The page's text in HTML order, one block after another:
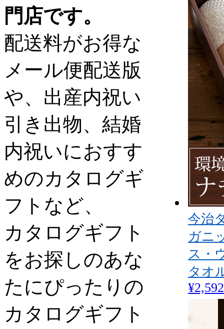
今治
ガニ
ス・
タオ
¥2,592
門店です。
配送料がお得な
メール便配送版
や、出産内祝い
引き出物、結婚
内祝いにおすす
めのカタログギ
フトなど、
カタログギフト
をお探しのあな
たにぴったりの
カタログギフト